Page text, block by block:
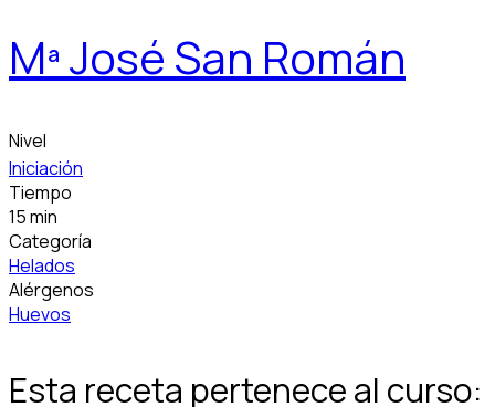
Mª José San Román
Nivel
Iniciación
Tiempo
15 min
Categoría
Helados
Alérgenos
Huevos
Esta receta pertenece al curso: